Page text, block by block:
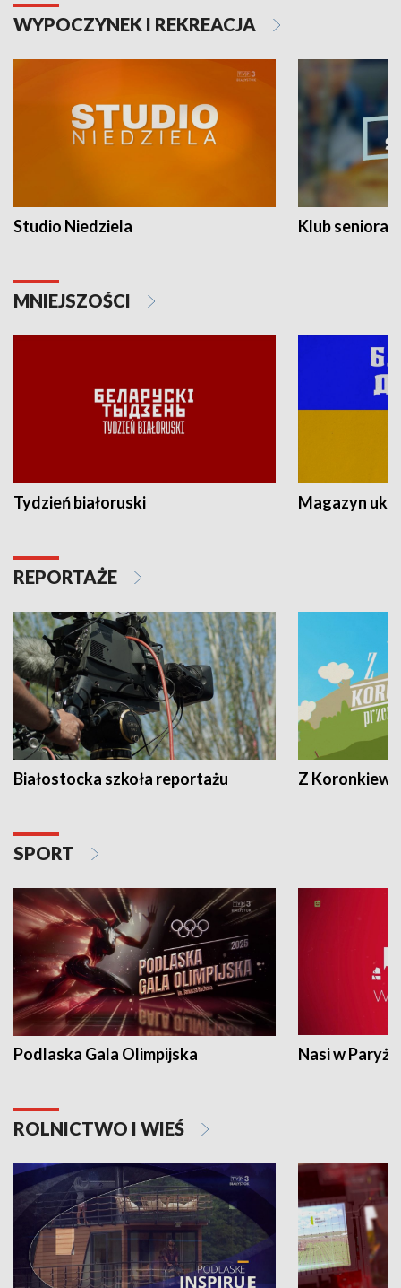
WYPOCZYNEK I REKREACJA
Studio Niedziela Klub seniora
MNIEJSZOŚCI
Tydzień białoruski Magazyn
REPORTAŻE
Białostocka szkoła reportażu Z
SPORT
Podlaska Gala Olimpijska Nasi w Paryżu
ROLNICTWO I WIEŚ